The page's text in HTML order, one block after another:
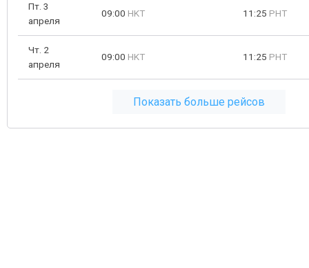
Пт. 3
апреля
09:00 HKT 11:25 PHT
Чт. 2
апреля
09:00 HKT 11:25 PHT
Показать больше рейсов